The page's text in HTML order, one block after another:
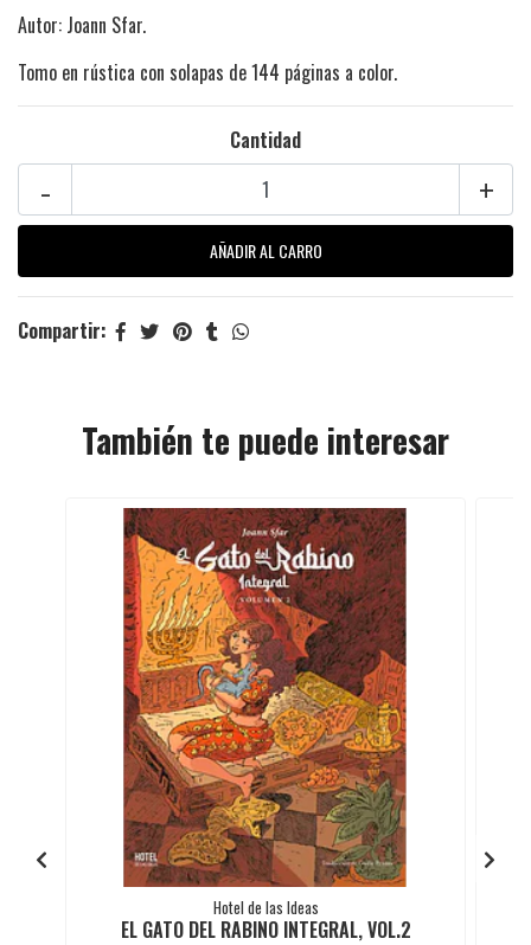
Autor: Joann Sfar.
Tomo en rústica con solapas de 144 páginas a color.
Cantidad
+
-
Compartir:
También te puede interesar
Hotel de las Ideas
EL GATO DEL RABINO INTEGRAL, VOL.2